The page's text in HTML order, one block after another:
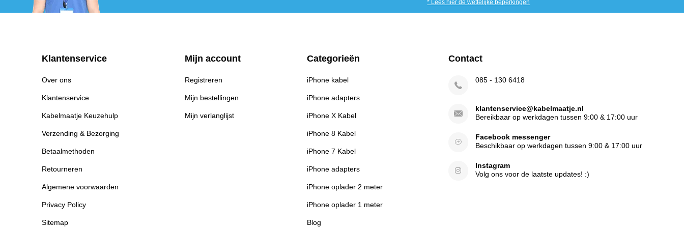
* Lees hier de wettelijke beperkingen
Klantenservice
Over ons
Klantenservice
Kabelmaatje Keuzehulp
Verzending & Bezorging
Betaalmethoden
Retourneren
Algemene voorwaarden
Privacy Policy
Sitemap
Mijn account
Registreren
Mijn bestellingen
Mijn verlanglijst
Categorieën
iPhone kabel
iPhone adapters
iPhone X Kabel
iPhone 8 Kabel
iPhone 7 Kabel
iPhone adapters
iPhone oplader 2 meter
iPhone oplader 1 meter
Blog
Contact
085 - 130 6418
klantenservice@kabelmaatje.nl
Bereikbaar op werkdagen tussen 9:00 & 17:00 uur
Facebook messenger
Beschikbaar op werkdagen tussen 9:00 & 17:00 uur
Instagram
Volg ons voor de laatste updates! :)